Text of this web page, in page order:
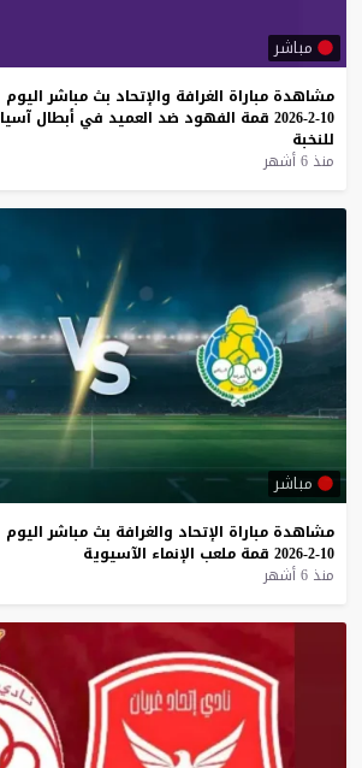
مباشر
مشاهدة مباراة الغرافة والإتحاد بث مباشر اليوم
10-2-2026
قمة الفهود ضد العميد في أبطال آسيا
للنخبة
منذ 6 أشهر
مباشر
مشاهدة مباراة الإتحاد والغرافة بث مباشر اليوم
10-2-2026
قمة ملعب الإنماء الآسيوية
منذ 6 أشهر